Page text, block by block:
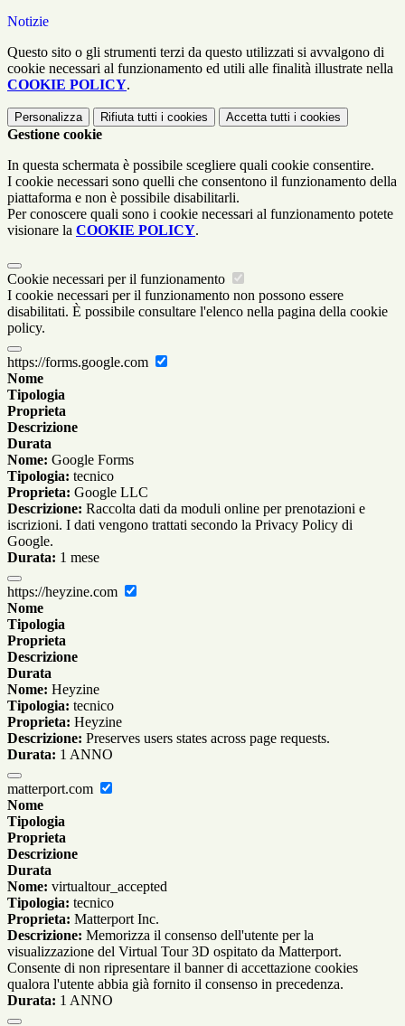
Notizie
Questo sito o gli strumenti terzi da questo utilizzati si avvalgono di
cookie necessari al funzionamento ed utili alle finalità illustrate nella
COOKIE POLICY.
Personalizza Rifiuta tutti i cookies Accetta tutti i cookies
Gestione cookie
In questa schermata è possibile scegliere quali cookie consentire.
I cookie necessari sono quelli che consentono il funzionamento della
piattaforma e non è possibile disabilitarli.
Per conoscere quali sono i cookie necessari al funzionamento potete
visionare la COOKIE POLICY.
Cookie necessari per il funzionamento
I cookie necessari per il funzionamento non possono essere
disabilitati. È possibile consultare l'elenco nella pagina della cookie
policy.
https://forms.google.com
Nome
Tipologia
Proprieta
Descrizione
Durata
Nome: Google Forms
Tipologia: tecnico
Proprieta: Google LLC
Descrizione: Raccolta dati da moduli online per prenotazioni e
iscrizioni. I dati vengono trattati secondo la Privacy Policy di
Google.
Durata: 1 mese
https://heyzine.com
Nome
Tipologia
Proprieta
Descrizione
Durata
Nome: Heyzine
Tipologia: tecnico
Proprieta: Heyzine
Descrizione: Preserves users states across page requests.
Durata: 1 ANNO
matterport.com
Nome
Tipologia
Proprieta
Descrizione
Durata
Nome: virtualtour_accepted
Tipologia: tecnico
Proprieta: Matterport Inc.
Descrizione: Memorizza il consenso dell'utente per la
visualizzazione del Virtual Tour 3D ospitato da Matterport.
Consente di non ripresentare il banner di accettazione cookies
qualora l'utente abbia già fornito il consenso in precedenza.
Durata: 1 ANNO